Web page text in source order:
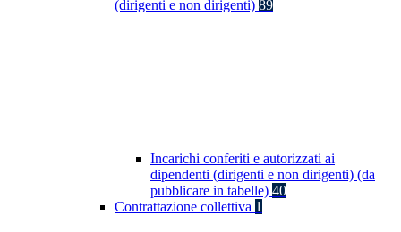
(dirigenti e non dirigenti) 89
Incarichi conferiti e autorizzati ai
dipendenti (dirigenti e non dirigenti) (da
pubblicare in tabelle) 40
Contrattazione collettiva 1